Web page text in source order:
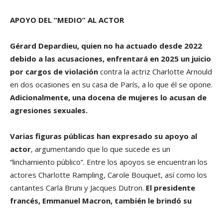
APOYO DEL “MEDIO” AL ACTOR
Gérard Depardieu, quien no ha actuado desde 2022
debido a las acusaciones, enfrentará en 2025 un juicio
por cargos de violación contra la actriz Charlotte Arnould
en dos ocasiones en su casa de París, a lo que él se opone.
Adicionalmente, una docena de mujeres lo acusan de
agresiones sexuales.
Varias figuras públicas han expresado su apoyo al
actor, argumentando que lo que sucede es un
“linchamiento público”. Entre los apoyos se encuentran los
actores Charlotte Rampling, Carole Bouquet, así como los
cantantes Carla Bruni y Jacques Dutron. El presidente
francés, Emmanuel Macron, también le brindó su